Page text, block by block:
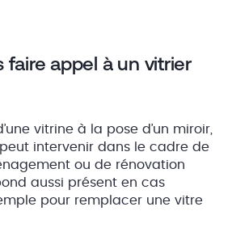
faire appel à un vitrier
vitrine à la pose d’un miroir,
peut intervenir dans le cadre de
ou de rénovation
aussi présent en cas
pour remplacer une vitre